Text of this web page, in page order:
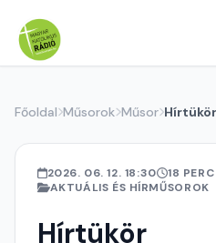
Főoldal Műsorok Műsor Hírtükör
2026. 06. 12. 18:30
18 PERC
AKTUÁLIS ÉS HÍRMŰSOROK
Hírtükör